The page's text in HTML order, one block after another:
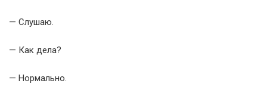
— Слушаю.
— Как дела?
— Нормально.